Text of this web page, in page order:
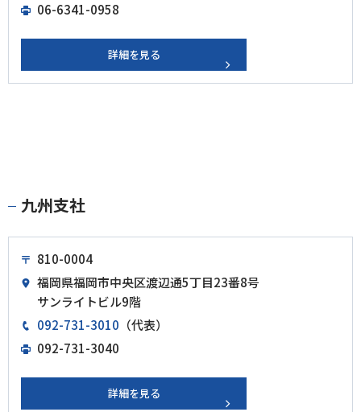
06-6341-0958
詳細を見る
九州支社
810-0004
福岡県福岡市中央区渡辺通5丁目23番8号
サンライトビル9階
092-731-3010 （代表）
092-731-3040
詳細を見る